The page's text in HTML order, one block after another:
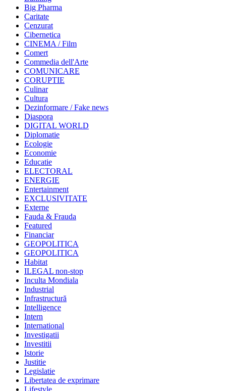
Big Pharma
Caritate
Cenzurat
Cibernetica
CINEMA / Film
Comert
Commedia dell'Arte
COMUNICARE
CORUPTIE
Culinar
Cultura
Dezinformare / Fake news
Diaspora
DIGITAL WORLD
Diplomatie
Ecologie
Economie
Educatie
ELECTORAL
ENERGIE
Entertainment
EXCLUSIVITATE
Externe
Fauda & Frauda
Featured
Financiar
GEOPOLITICA
GEOPOLITICA
Habitat
ILEGAL non-stop
Inculta Mondiala
Industrial
Infrastructură
Intelligence
Intern
International
Investigatii
Investitii
Istorie
Justitie
Legislatie
Libertatea de exprimare
Lifestyle